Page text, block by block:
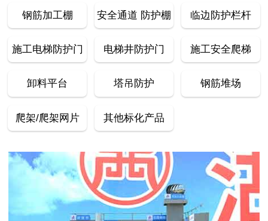
钢筋加工棚 安全通道 防护棚 临边防护栏杆
施工电梯防护门 电梯井防护门 施工安全爬梯
卸料平台 塔吊防护 钢筋堆场
爬架/爬架网片 其他标化产品